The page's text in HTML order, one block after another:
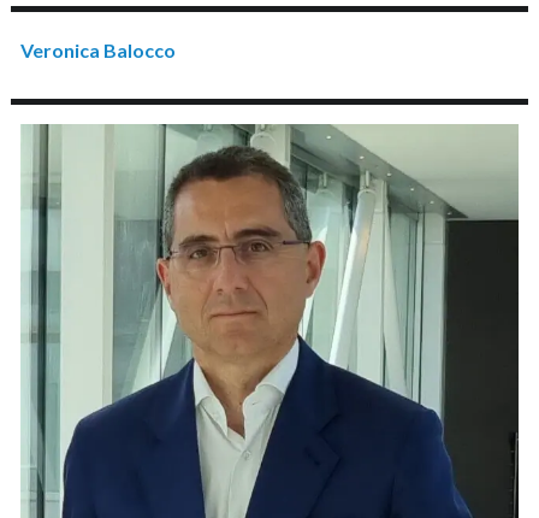
Veronica Balocco